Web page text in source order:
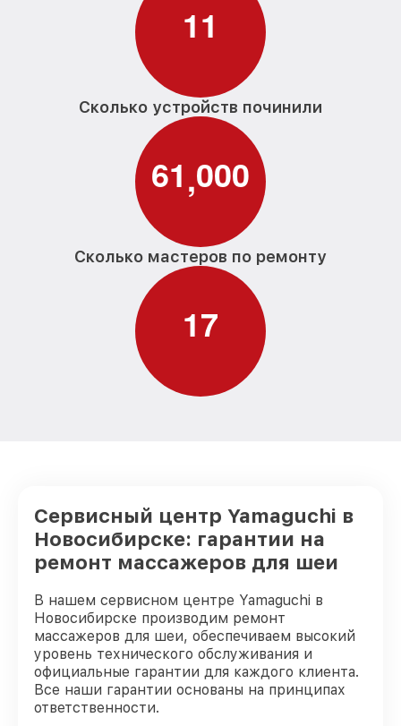
11
Сколько устройств починили
61,000
Сколько мастеров по ремонту
17
Сервисный центр Yamaguchi в
Новосибирске: гарантии на
ремонт массажеров для шеи
В нашем сервисном центре Yamaguchi в
Новосибирске производим ремонт
массажеров для шеи, обеспечиваем высокий
уровень технического обслуживания и
официальные гарантии для каждого клиента.
Все наши гарантии основаны на принципах
ответственности.